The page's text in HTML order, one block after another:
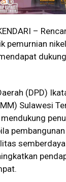
–
pemurnian
(DPD)
Sulawesi